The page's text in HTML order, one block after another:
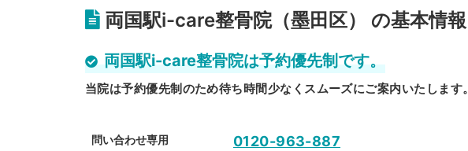
両国駅i-care整骨院（墨田区） の基本情報
両国駅i-care整骨院は予約優先制です。
当院は予約優先制のため待ち時間少なくスムーズにご案内いたします。
問い合わせ専用 0120-963-887